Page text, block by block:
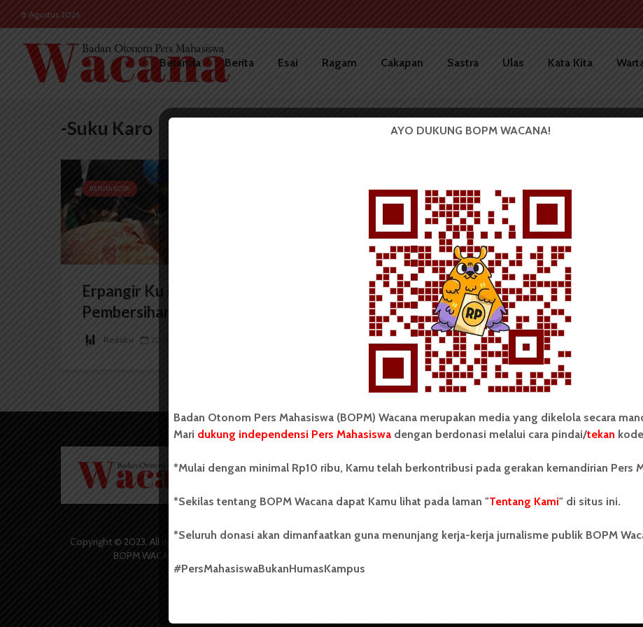
8 Agustus 2026
Beranda Berita Esai Ragam Cakapan Sastra Ulas Kata Kita
-Suku Karo
BERITA KOTA
Erpangir Ku Lau, Ritual
Pembersihan Diri oleh Agama...
Redaksi 20 Oktober 2024
LBF Adakan Pentas Seni
Karoja
Redaksi 5 Februari 2017 2 menit waktu baca
Copyright © 2023. All rights reserved
BOPM WACANA.
Wacana merupakan pers mahasiswa
secara mandiri oleh mahasiswa
Universitas Sumatera Utara (USU).
salah satu Unit Kegiatan Mahasiswa
dengan nama Pers Mahasiswa SUARA
USU yang berdiri pada 1 Juli 1995.
Info Iklan
Pedoman Media Siber
AYO DUKUNG BOPM WACANA!
Badan Otonom Pers Mahasiswa (BOPM) Wacana merupakan media yang dikelola secara
Mari dukung independensi Pers Mahasiswadengan berdonasi melalui cara pindai/tekan
*Mulai dengan minimal Rp10 ribu, Kamu telah berkontribusi pada gerakan kemandirian Pers
*Sekilas tentang BOPM Wacana dapat Kamu lihat pada laman "Tentang Kami" di situs ini.
*Seluruh donasi akan dimanfaatkan guna menunjang kerja-kerja jurnalisme publik BOPM
#PersMahasiswaBukanHumasKampus